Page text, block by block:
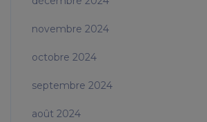
novembre 2024
octobre 2024
septembre 2024
août 2024